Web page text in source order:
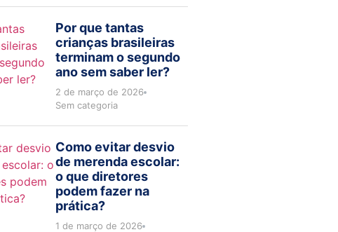
Por que tantas
crianças brasileiras
terminam o segundo
ano sem saber ler?
2 de março de 2026
Sem categoria
Como evitar desvio
de merenda escolar:
o que diretores
podem fazer na
prática?
1 de março de 2026